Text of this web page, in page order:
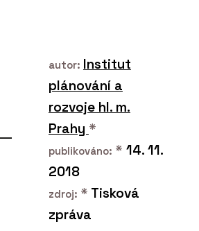
Koš Tubo - Urbania
“Levná řešení jsou ta
nejdražší,” říká Petr Starý
z firmy Urbania. Navrhují
autor: Institut
plánování a
rozvoje hl. m.
Prahy *
publikováno: * 14. 11.
2018
zdroj: * Tisková
zpráva